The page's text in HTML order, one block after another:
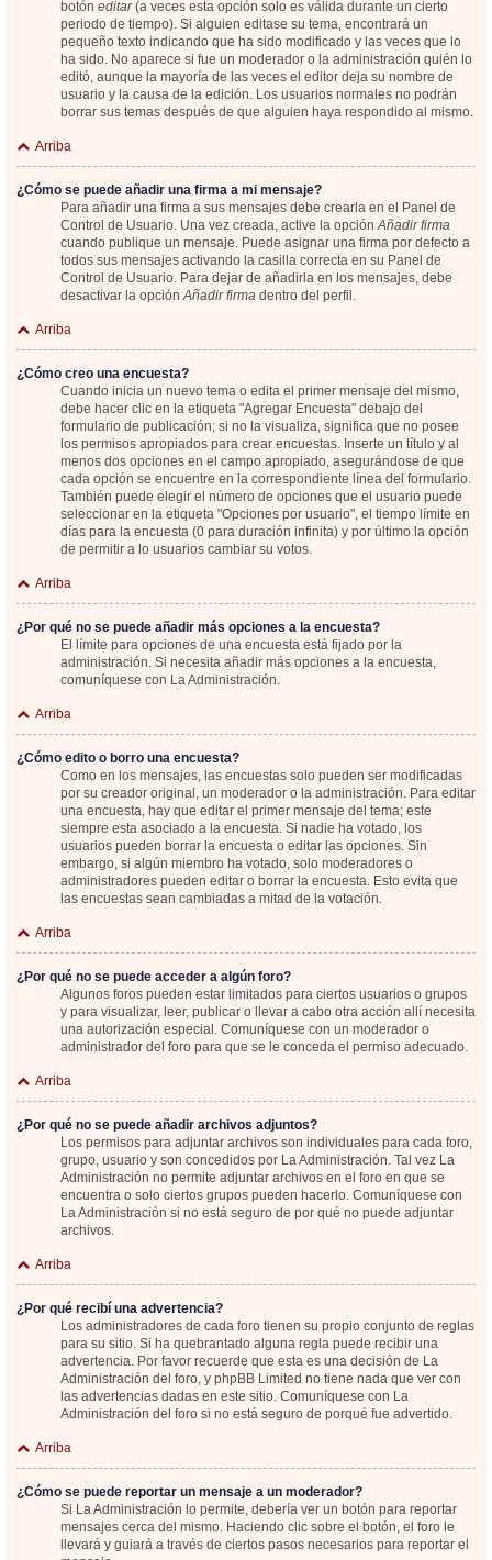
botón editar(a veces esta opción solo es válida durante un cierto
periodo de tiempo). Si alguien editase su tema, encontrará un
pequeño texto indicando que ha sido modificado y las veces que lo
ha sido. No aparece si fue un moderador o la administración quién lo
editó, aunque la mayoría de las veces el editor deja su nombre de
usuario y la causa de la edición. Los usuarios normales no podrán
borrar sus temas después de que alguien haya respondido al mismo.
Arriba
¿Cómo se puede añadir una firma a mi mensaje?
Para añadir una firma a sus mensajes debe crearla en el Panel de
Control de Usuario. Una vez creada, active la opciónAñadir firma
cuando publique un mensaje. Puede asignar una firma por defecto a
todos sus mensajes activando la casilla correcta en su Panel de
Control de Usuario. Para dejar de añadirla en los mensajes, debe
desactivar la opciónAñadir firma dentro del perfil.
Arriba
¿Cómo creo una encuesta?
Cuando inicia un nuevo tema o edita el primer mensaje del mismo,
debe hacer clic en la etiqueta "Agregar Encuesta" debajo del
formulario de publicación; si no la visualiza, significa que no posee
los permisos apropiados para crear encuestas. Inserte un título y al
menos dos opciones en el campo apropiado, asegurándose de que
cada opción se encuentre en la correspondiente línea del formulario.
También puede elegir el número de opciones que el usuario puede
seleccionar en la etiqueta "Opciones por usuario", el tiempo límite en
días para la encuesta (0 para duración infinita) y por último la opción
de permitir a lo usuarios cambiar su votos.
Arriba
¿Por qué no se puede añadir más opciones a la encuesta?
El límite para opciones de una encuesta está fijado por la
administración. Si necesita añadir más opciones a la encuesta,
comuníquese con La Administración.
Arriba
¿Cómo edito o borro una encuesta?
Como en los mensajes, las encuestas solo pueden ser modificadas
por su creador original, un moderador o la administración. Para editar
una encuesta, hay que editar el primer mensaje del tema; este
siempre esta asociado a la encuesta. Si nadie ha votado, los
usuarios pueden borrar la encuesta o editar las opciones. Sin
embargo, si algún miembro ha votado, solo moderadores o
administradores pueden editar o borrar la encuesta. Esto evita que
las encuestas sean cambiadas a mitad de la votación.
Arriba
¿Por qué no se puede acceder a algún foro?
Algunos foros pueden estar limitados para ciertos usuarios o grupos
y para visualizar, leer, publicar o llevar a cabo otra acción allí necesita
una autorización especial. Comuníquese con un moderador o
administrador del foro para que se le conceda el permiso adecuado.
Arriba
¿Por qué no se puede añadir archivos adjuntos?
Los permisos para adjuntar archivos son individuales para cada foro,
grupo, usuario y son concedidos por La Administración. Tal vez La
Administración no permite adjuntar archivos en el foro en que se
encuentra o solo ciertos grupos pueden hacerlo. Comuníquese con
La Administración si no está seguro de por qué no puede adjuntar
archivos.
Arriba
¿Por qué recibí una advertencia?
Los administradores de cada foro tienen su propio conjunto de reglas
para su sitio. Si ha quebrantado alguna regla puede recibir una
advertencia. Por favor recuerde que esta es una decisión de La
Administración del foro, y phpBB Limited no tiene nada que ver con
las advertencias dadas en este sitio. Comuníquese con La
Administración del foro si no está seguro de porqué fue advertido.
Arriba
¿Cómo se puede reportar un mensaje a un moderador?
Si La Administración lo permite, debería ver un botón para reportar
mensajes cerca del mismo. Haciendo clic sobre el botón, el foro le
llevará y guiará a través de ciertos pasos necesarios para reportar el